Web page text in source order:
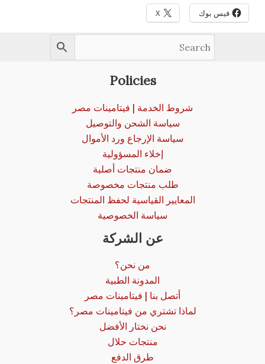
فيس بوك X
Policies
شروط الخدمة | فيتامينات مصر
سياسة الشحن والتوصيل
سياسة الإرجاع ورد الأموال
إخلاء المسؤولية
ضمان منتجات أصلية
طلب منتجات مخصوصة
المعايير القياسية لحفظ المنتجات
سياسة الخصوصية
عن الشركة
من نحن؟
المدونة الطبية
أتصل بنا | فيتامينات مصر
لماذا تشتري من فيتامينات مصر؟
نحن نختار الأفضل
منتجات حلال
طرق الدفع